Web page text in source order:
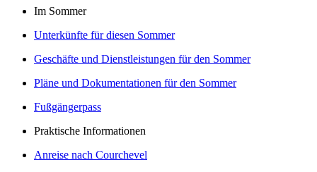
Im Sommer
Unterkünfte für diesen Sommer
Geschäfte und Dienstleistungen für den Sommer
Pläne und Dokumentationen für den Sommer
Fußgängerpass
Praktische Informationen
Anreise nach Courchevel